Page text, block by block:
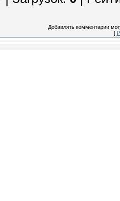
Добавлять комментарии
[